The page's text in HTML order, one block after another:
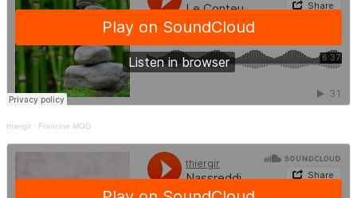
thiergir · Francine MOD